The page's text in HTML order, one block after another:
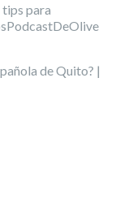
tips para
de Quito? |